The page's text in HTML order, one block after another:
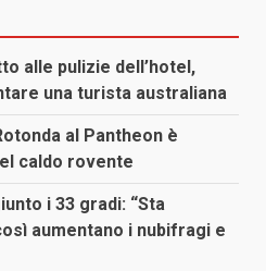
alle pulizie dell’hotel,
una turista australiana
al Pantheon è
caldo rovente
i 33 gradi: “Sta
aumentano i nubifragi e